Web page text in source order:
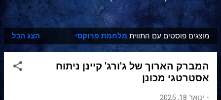
ר
ש
מוצגים פוסטים עם התווית מלחמת פרוקסי הצג הכל
המברק הארוך של ג'ורג' קיינן ניתוח
אסטרטגי מכונן
- ינואר 18, 2025